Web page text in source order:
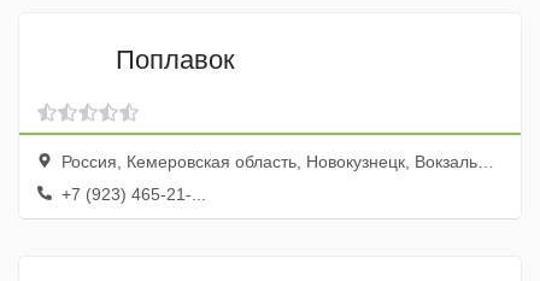
Поплавок
Россия, Кемеровская область, Новокузнецк, Вокзальная улица, 22/1
+7 (923) 465-21-...